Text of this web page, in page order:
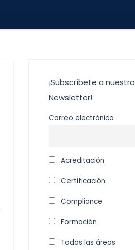
¡Subscríbete a nuestro
Newsletter!
Correo electrónico
Acreditación
Certificación
Compliance
Formación
Todas las áreas